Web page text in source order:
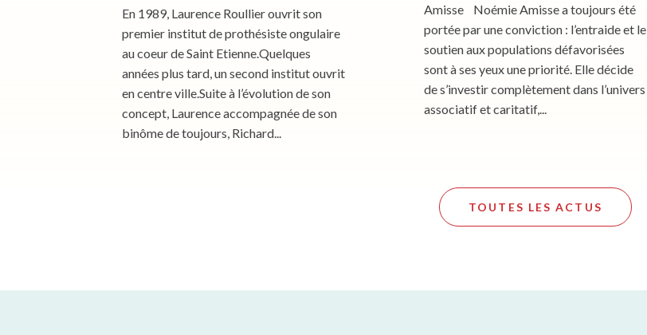
En 1989, Laurence Roullier ouvrit son
premier institut de prothésiste ongulaire
au coeur de Saint Etienne.Quelques
années plus tard, un second institut ouvrit
en centre ville.Suite à l’évolution de son
concept, Laurence accompagnée de son
binôme de toujours, Richard...
Amisse Noémie Amisse a toujours été
portée par une conviction : l’entraide et le
soutien aux populations défavorisées
sont à ses yeux une priorité. Elle décide
de s’investir complètement dans l’univers
associatif et caritatif,...
TOUTES LES ACTUS